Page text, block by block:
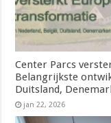
Center Parcs
Belangrijkste
Duitsland,
jan 22, 2026